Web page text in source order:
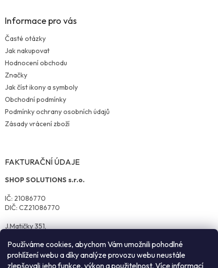
Používáme cookies, abychom Vám umožnili pohodlné
prohlížení webu a díky analýze provozu webu neustále
zlepšovali jeho funkce, výkon a použitelnost. Více informací
Informace pro vás
Časté otázky
Jak nakupovat
Hodnocení obchodu
Značky
Jak číst ikony a symboly
Obchodní podmínky
Podmínky ochrany osobních údajů
Zásady vrácení zboží
FAKTURAČNÍ ÚDAJE
SHOP SOLUTIONS s.r.o.
IČ: 21086770
DIČ: CZ21086770
J.Matičky 351,